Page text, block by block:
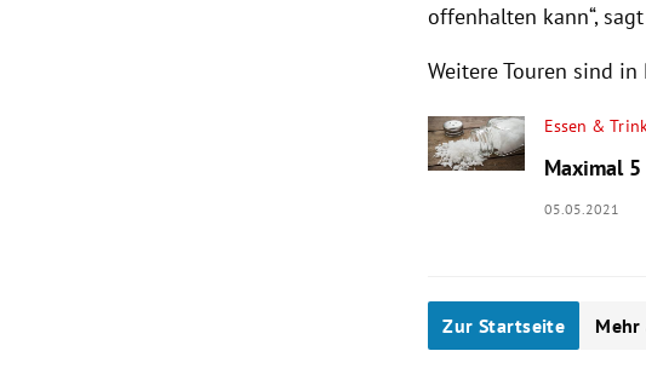
offenhalten kann“,
Weitere Touren sind
Essen &
Maximal
05.05.2021
Zur Startseite Mehr